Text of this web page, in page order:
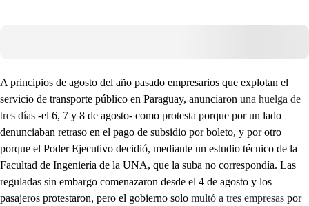
A principios de agosto del año pasado empresarios que explotan el
servicio de transporte público en Paraguay, anunciaron una huelga de
tres días -el 6, 7 y 8 de agosto- como protesta porque por un lado
denunciaban retraso en el pago de subsidio por boleto, y por otro
porque el Poder Ejecutivo decidió, mediante un estudio técnico de la
Facultad de Ingeniería de la UNA, que la suba no correspondía. Las
reguladas sin embargo comenazaron desde el 4 de agosto y los
pasajeros protestaron, pero el gobierno solo multó a tres empresas por